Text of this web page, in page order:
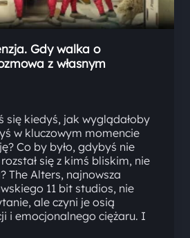
Gdy walka o
z własnym
się kiedyś, jak wyglądałoby
w kluczowym momencie
Co by było, gdybyś nie
się z kimś bliskim, nie
The Alters, najnowsza
11 bit studios, nie
ale czyni je osią
i emocjonalnego ciężaru. I